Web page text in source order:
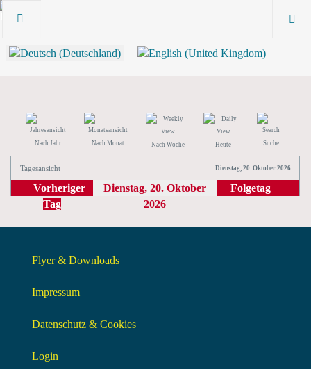
Nach Jahr Nach Monat Nach Woche Heute Suche
Tagesansicht Dienstag, 20. Oktober 2026
Vorheriger
Tag
Dienstag, 20. Oktober
2026
Folgetag
Flyer & Downloads
Impressum
Datenschutz & Cookies
Login